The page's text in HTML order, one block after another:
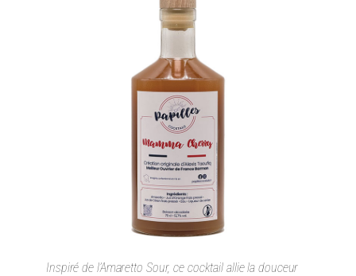
Inspiré de l’Amaretto Sour, ce cocktail allie la douceur